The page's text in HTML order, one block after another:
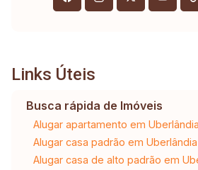
Links Úteis
Busca rápida de Imóveis
Alugar apartamento em Uberlândia
Alugar casa padrão em Uberlândia
Alugar casa de alto padrão em